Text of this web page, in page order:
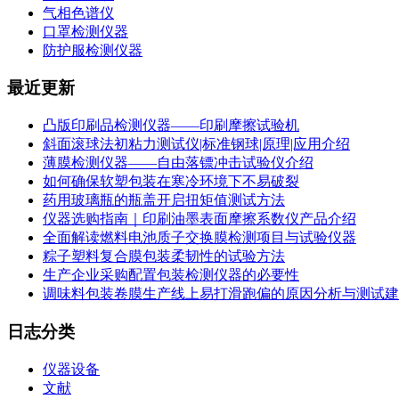
气相色谱仪
口罩检测仪器
防护服检测仪器
最近更新
凸版印刷品检测仪器——印刷摩擦试验机
斜面滚球法初粘力测试仪|标准钢球|原理|应用介绍
薄膜检测仪器——自由落镖冲击试验仪介绍
如何确保软塑包装在寒冷环境下不易破裂
药用玻璃瓶的瓶盖开启扭矩值测试方法
仪器选购指南｜印刷油墨表面摩擦系数仪产品介绍
全面解读燃料电池质子交换膜检测项目与试验仪器
粽子塑料复合膜包装柔韧性的试验方法
生产企业采购配置包装检测仪器的必要性
调味料包装卷膜生产线上易打滑跑偏的原因分析与测试
日志分类
仪器设备
文献